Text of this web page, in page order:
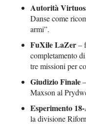
Autorità
Danse come
armi”.
FuXile LaZer–
completamento
tre missioni per
Giudizio Finale
Maxson al
Esperimento
la divisione